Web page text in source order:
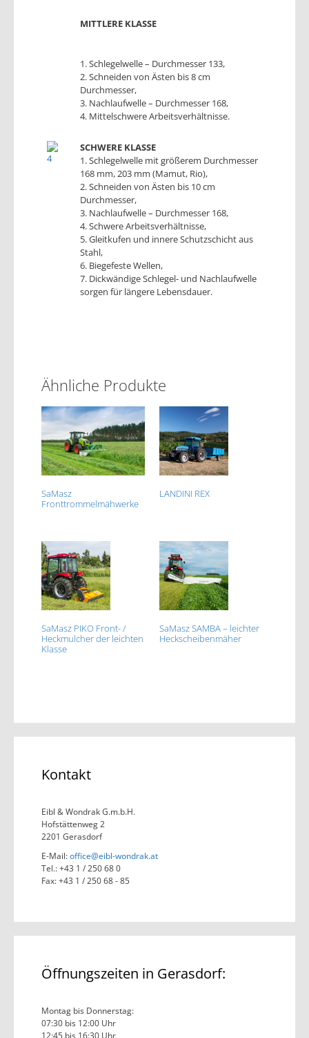
MITTLERE KLASSE
1. Schlegelwelle – Durchmesser 133,
2. Schneiden von Ästen bis 8 cm
Durchmesser,
3. Nachlaufwelle – Durchmesser 168,
4. Mittelschwere Arbeitsverhältnisse.
SCHWERE KLASSE
1. Schlegelwelle mit größerem Durchmesser
168 mm, 203 mm (Mamut, Rio),
2. Schneiden von Ästen bis 10 cm
Durchmesser,
3. Nachlaufwelle – Durchmesser 168,
4. Schwere Arbeitsverhältnisse,
5. Gleitkufen und innere Schutzschicht aus
Stahl,
6. Biegefeste Wellen,
7. Dickwändige Schlegel- und Nachlaufwelle
sorgen für längere Lebensdauer.
Ähnliche Produkte
SaMasz
Fronttrommelmähwerke
LANDINI REX
SaMasz PIKO Front- /
Heckmulcher der leichten
Klasse
SaMasz SAMBA – leichter
Heckscheibenmäher
Kontakt
Eibl & Wondrak G.m.b.H.
Hofstättenweg 2
2201 Gerasdorf
E-Mail:office@eibl-wondrak.at
Tel.: +43 1 / 250 68 0
Fax: +43 1 / 250 68 - 85
Öffnungszeiten in Gerasdorf:
Montag bis Donnerstag:
07:30 bis 12:00 Uhr
12:45 bis 16:30 Uhr